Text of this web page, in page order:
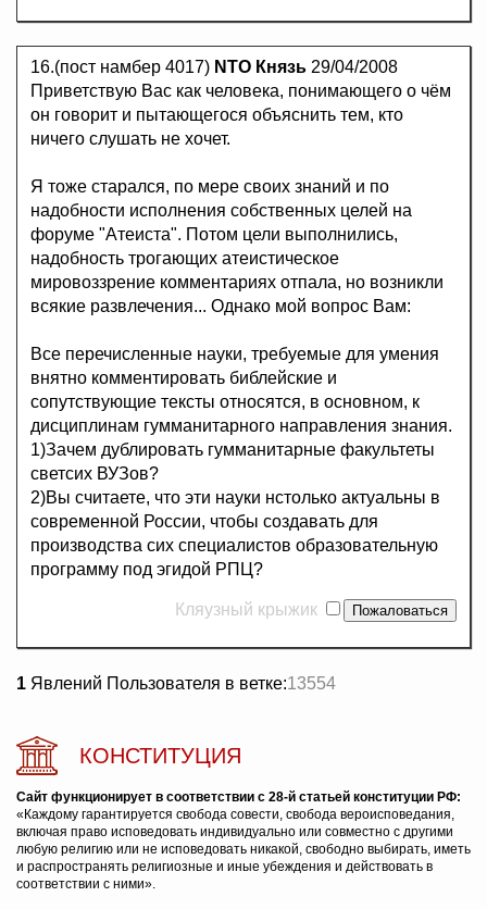
16.(пост намбер 4017) NTO Князь 29/04/2008
Приветствую Вас как человека, понимающего о чём
он говорит и пытающегося объяснить тем, кто
ничего слушать не хочет.
Я тоже старался, по мере своих знаний и по
надобности исполнения собственных целей на
форуме "Атеиста". Потом цели выполнились,
надобность трогающих атеистическое
мировоззрение комментариях отпала, но возникли
всякие развлечения... Однако мой вопрос Вам:
Все перечисленные науки, требуемые для умения
внятно комментировать библейские и
сопутствующие тексты относятся, в основном, к
дисциплинам гумманитарного направления знания.
1)Зачем дублировать гумманитарные факультеты
светсих ВУЗов?
2)Вы считаете, что эти науки нстолько актуальны в
современной России, чтобы создавать для
производства сих специалистов образовательную
программу под эгидой РПЦ?
Кляузный крыжик
1 Явлений Пользователя в ветке:13554
КОНСТИТУЦИЯ
Сайт функционирует в соответствии с 28-й статьей конституции РФ:
«Каждому гарантируется свобода совести, свобода вероисповедания,
включая право исповедовать индивидуально или совместно с другими
любую религию или не исповедовать никакой, свободно выбирать, иметь
и распространять религиозные и иные убеждения и действовать в
соответствии с ними».